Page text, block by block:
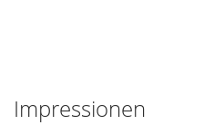
Impressionen